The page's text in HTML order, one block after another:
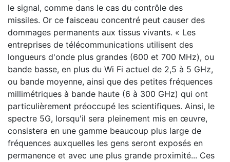
le signal, comme dans le cas du contrôle des
missiles. Or ce faisceau concentré peut causer des
dommages permanents aux tissus vivants. « Les
entreprises de télécommunications utilisent des
longueurs d'onde plus grandes (600 et 700 MHz), ou
bande basse, en plus du Wi Fi actuel de 2,5 à 5 GHz,
ou bande moyenne, ainsi que des petites fréquences
millimétriques à bande haute (6 à 300 GHz) qui ont
particulièrement préoccupé les scientifiques. Ainsi, le
spectre 5G, lorsqu'il sera pleinement mis en œuvre,
consistera en une gamme beaucoup plus large de
fréquences auxquelles les gens seront exposés en
permanence et avec une plus grande proximité... Ces